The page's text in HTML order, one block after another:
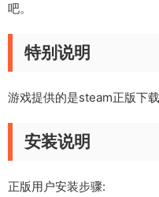
吧。
特别说明
游戏提供的是steam正版下载
安装说明
正版用户安装步骤: